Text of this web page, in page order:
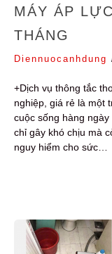
MÁY ÁP
THÁNG
Diennuocanhdung
+Dịch vụ thông tắc
nghiệp, giá rẻ là một
cuộc sống hàng
chỉ gây khó chịu mà
nguy hiểm cho sức…